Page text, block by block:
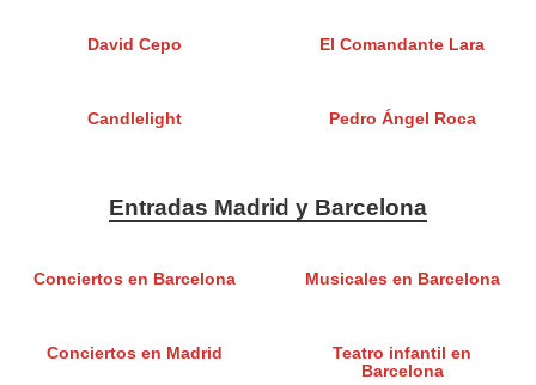
David Cepo El Comandante Lara
Candlelight Pedro Ángel Roca
Entradas Madrid y Barcelona
Conciertos en Barcelona Musicales en Barcelona
Conciertos en Madrid
Teatro infantil en
Barcelona